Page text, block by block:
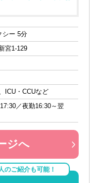
シー 5分
宮1-129
ICU・CCUなど
／夜勤16:30～翌
ジへ
のご紹介も可能！